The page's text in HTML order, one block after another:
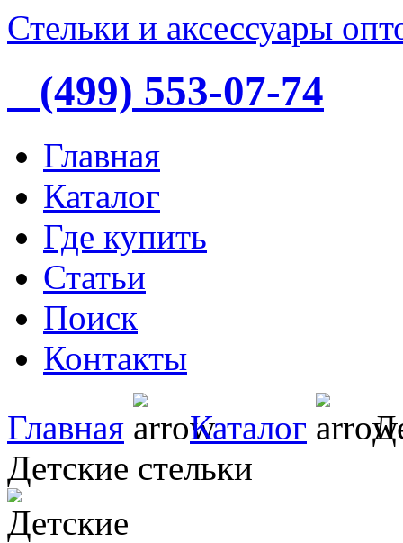
Стельки и аксессуары
(499) 553-07-74
Главная
Каталог
Где купить
Статьи
Поиск
Контакты
Главная
Каталог
Детские стельки